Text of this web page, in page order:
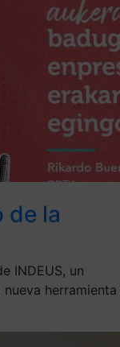
de la
INDEUS, un
herramienta